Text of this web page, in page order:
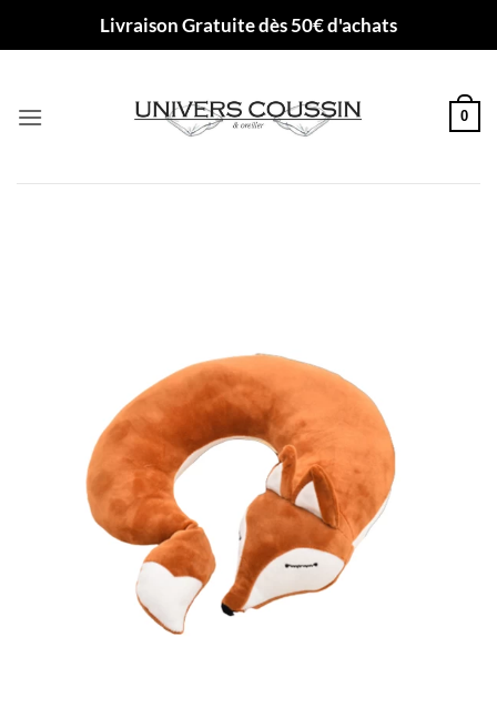
Livraison Gratuite dès 50€ d'achats
0